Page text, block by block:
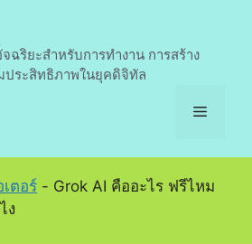
ฉริยะสำหรับการทำงาน การสร้าง
ประสิทธิภาพในยุคดิจิทัล
Menu
ตอร์ - Grok AI คืออะไร ฟรีไหม
ง